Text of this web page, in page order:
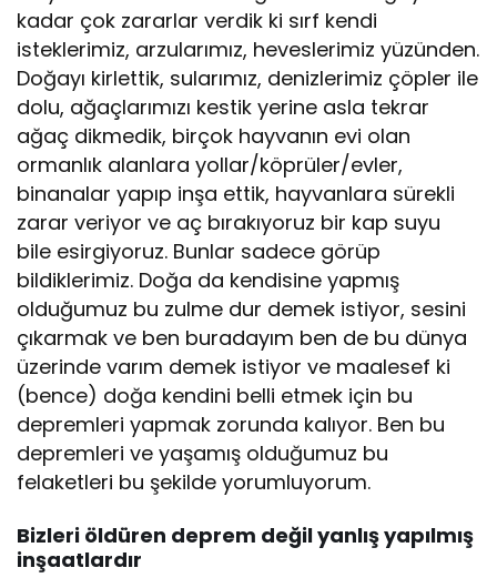
kadar çok zararlar verdik ki sırf kendi
isteklerimiz, arzularımız, heveslerimiz yüzünden.
Doğayı kirlettik, sularımız, denizlerimiz çöpler ile
dolu, ağaçlarımızı kestik yerine asla tekrar
ağaç dikmedik, birçok hayvanın evi olan
ormanlık alanlara yollar/köprüler/evler,
binanalar yapıp inşa ettik, hayvanlara sürekli
zarar veriyor ve aç bırakıyoruz bir kap suyu
bile esirgiyoruz. Bunlar sadece görüp
bildiklerimiz. Doğa da kendisine yapmış
olduğumuz bu zulme dur demek istiyor, sesini
çıkarmak ve ben buradayım ben de bu dünya
üzerinde varım demek istiyor ve maalesef ki
(bence) doğa kendini belli etmek için bu
depremleri yapmak zorunda kalıyor. Ben bu
depremleri ve yaşamış olduğumuz bu
felaketleri bu şekilde yorumluyorum.
Bizleri öldüren deprem değil yanlış yapılmış
inşaatlardır